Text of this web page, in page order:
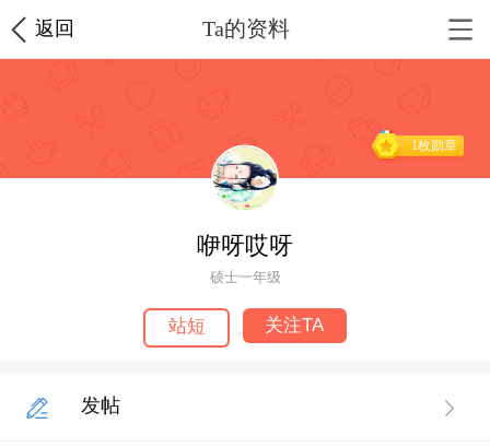
返回 Ta的资料
1枚勋章
咿呀哎呀
硕士一年级
站短 关注TA
发帖